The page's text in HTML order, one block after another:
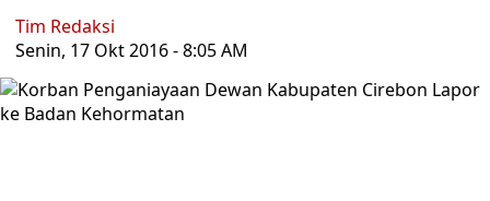
Tim Redaksi
Senin, 17 Okt 2016 - 8:05 AM